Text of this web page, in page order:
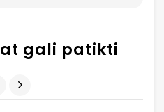
gali patikti